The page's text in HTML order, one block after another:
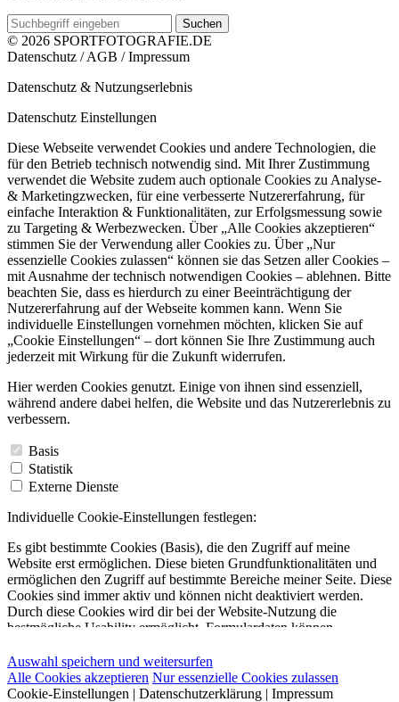
Suchen
© 2026 SPORTFOTOGRAFIE.DE
Datenschutz /AGB /Impressum
Datenschutz & Nutzungserlebnis
Datenschutz Einstellungen
Diese Webseite verwendet Cookies und andere Technologien, die
für den Betrieb technisch notwendig sind. Mit Ihrer Zustimmung
verwendet die Website zudem auch optionale Cookies zu Analyse-
& Marketingzwecken, für eine verbesserte Nutzererfahrung, für
einfache Interaktion & Funktionalitäten, zur Erfolgsmessung sowie
zu Targeting & Werbezwecken. Über „Alle Cookies akzeptieren“
stimmen Sie der Verwendung aller Cookies zu. Über „Nur
essenzielle Cookies zulassen“ können sie das Setzen aller Cookies –
mit Ausnahme der technisch notwendigen Cookies – ablehnen. Bitte
beachten Sie, dass es hierdurch zu einer Beeinträchtigung der
Nutzererfahrung auf der Webseite kommen kann. Wenn Sie
individuelle Einstellungen vornehmen möchten, klicken Sie auf
„Cookie Einstellungen“ – dort können Sie Ihre Zustimmung auch
jederzeit mit Wirkung für die Zukunft widerrufen.
Hier werden Cookies genutzt. Einige von ihnen sind essenziell,
während andere dabei helfen, die Website und das Nutzererlebnis zu
verbessern.
Basis
Statistik
Externe Dienste
Individuelle Cookie-Einstellungen festlegen:
Es gibt bestimmte Cookies (Basis), die den Zugriff auf meine
Website erst ermöglichen. Diese bieten Grundfunktionalitäten und
ermöglichen den Zugriff auf bestimmte Bereiche meiner Seite. Diese
Cookies sind immer aktiv und können nicht deaktiviert werden.
Durch diese Cookies wird dir bei der Website-Nutzung die
bestmögliche Usability ermöglicht. Formulardaten können
entfällt eine erneute Eingabe deiner Profildaten bei der Nutzung der
Website.
Auswahl speichern und weitersurfen
Alle Cookies akzeptieren Nur essenzielle Cookies zulassen
Cookie-Einstellungen | Datenschutzerklärung | Impressum